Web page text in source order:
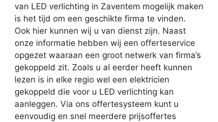
van LED verlichting in Zaventem mogelijk maken
is het tijd om een geschikte firma te vinden.
Ook hier kunnen wij u van dienst zijn. Naast
onze informatie hebben wij een offerteservice
opgezet waaraan een groot netwerk van firma’s
gekoppeld zit. Zoals u al eerder heeft kunnen
lezen is in elke regio wel een elektricien
gekoppeld die voor u LED verlichting kan
aanleggen. Via ons offertesysteem kunt u
eenvoudig en snel meerdere prijsoffertes